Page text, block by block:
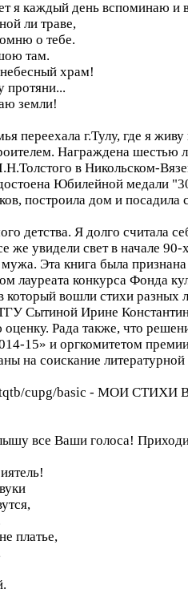
я каждый день вспоминаю и
ли траве,
о тебе.
там.
храм!
протяни...
земли!
переехала г.Тулу, где я
Награждена шестью
в Никольском-
Юбилейной медали
построила дом и
детства. Я долго считала
же увидели свет в начале
Эта книга была
лауреата конкурса Фонда
вошли стихи разных
Сытиной Ирине
Рада также, что
15» и оргкомитетом
на соискание
tqtb/cupg/basic - МОИ
все Ваши голоса!
платье,